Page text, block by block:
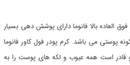
العاده بالا فانوما دارای پوشش دهی بسیار
پوستی می باشد. کرم پودر فول کاور فانوما
و قادر است همه عیوب و لکه های پوست را به